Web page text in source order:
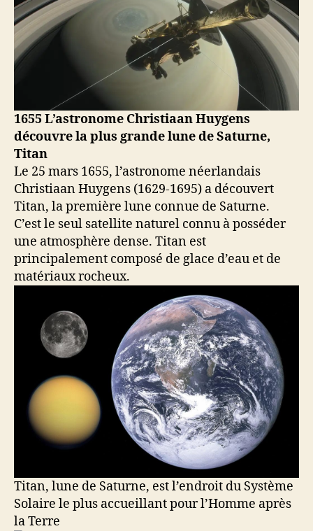
1655 L’astronome Christiaan Huygens
découvre la plus grande lune de Saturne,
Titan
Le 25 mars 1655, l’astronome néerlandais
Christiaan Huygens (1629-1695) a découvert
Titan, la première lune connue de Saturne.
C’est le seul satellite naturel connu à posséder
une atmosphère dense. Titan est
principalement composé de glace d’eau et de
matériaux rocheux.
Titan, lune de Saturne, est l’endroit du Système
Solaire le plus accueillant pour l’Homme après
la Terre